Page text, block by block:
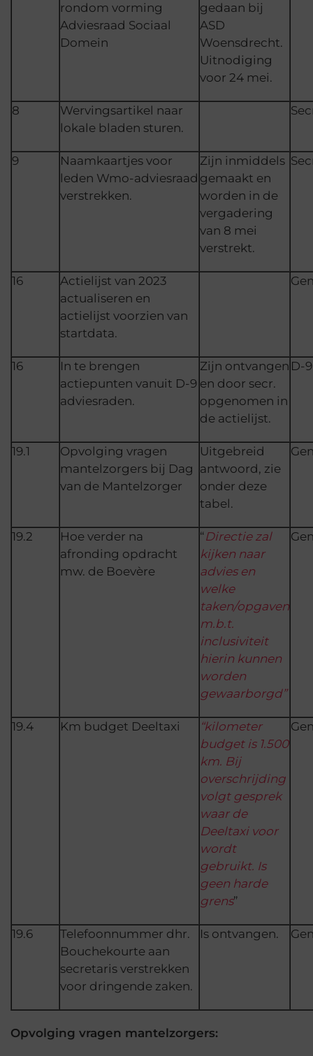
rondom vorming
Adviesraad Sociaal
Domein
gedaan bij
ASD
Woensdrecht.
Uitnodiging
voor 24 mei.
8
Wervingsartikel naar
lokale bladen sturen.
9
Naamkaartjes voor
leden Wmo-adviesraad
verstrekken.
Zijn inmiddels
gemaakt en
worden in de
vergadering
van 8 mei
verstrekt.
16
Actielijst van 2023
actualiseren en
actielijst voorzien van
startdata.
16
In te brengen
actiepunten vanuit D-9
adviesraden.
Zijn ontvangen
en door secr.
opgenomen in
de actielijst.
D-9
19.1
Opvolging vragen
mantelzorgers bij Dag
van de Mantelzorger
Uitgebreid
antwoord, zie
onder deze
tabel.
19.2
Hoe verder na
afronding opdracht
mw. de Boevère
“Directie zal
kijken naar
advies en
welke
taken/opgaven
m.b.t.
inclusiviteit
hierin kunnen
worden
gewaarborgd”
19.4 Km budget Deeltaxi
“kilometer
budget is 1.500
km. Bij
overschrijding
volgt gesprek
waar de
Deeltaxi voor
wordt
gebruikt. Is
geen harde
grens”
19.6
Telefoonnummer dhr.
Bouchekourte aan
secretaris verstrekken
voor dringende zaken.
Is ontvangen.
Opvolging vragen mantelzorgers: